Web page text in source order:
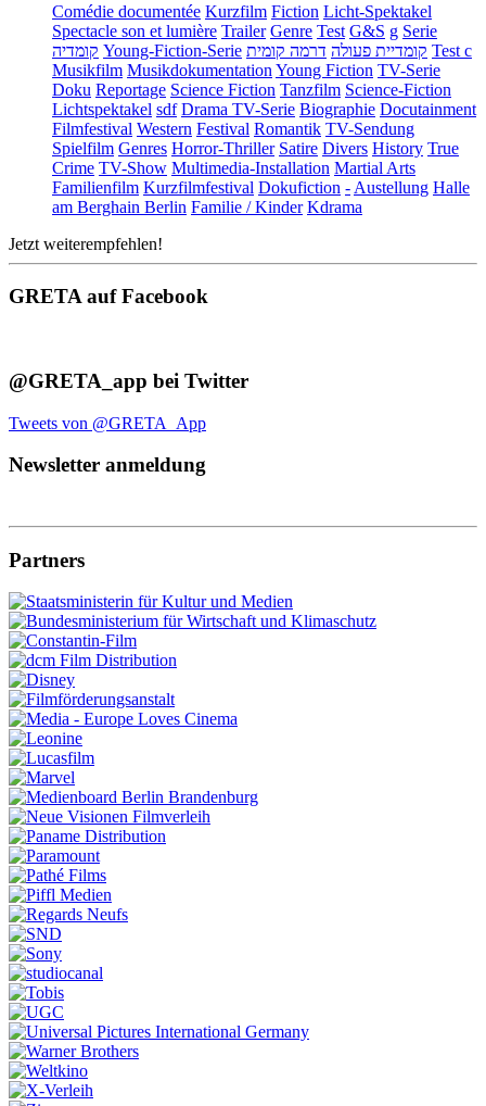
Comédie documentée Kurzfilm Fiction Licht-Spektakel
Spectacle son et lumière Trailer Genre Test G&S g Serie
קומדיה Young-Fiction-Serie קומדיית פעולה דרמה קומית
Test c
Musikfilm Musikdokumentation Young Fiction TV-Serie
Doku Reportage Science Fiction Tanzfilm Science-Fiction
Lichtspektakel sdf Drama TV-Serie Biographie Docutainment
Filmfestival Western Festival Romantik TV-Sendung
Spielfilm Genres Horror-Thriller Satire Divers History True
Crime TV-Show Multimedia-Installation Martial Arts
Familienfilm Kurzfilmfestival Dokufiction - Austellung Halle
am Berghain Berlin Familie / Kinder Kdrama
Jetzt weiterempfehlen!
GRETA auf Facebook
@GRETA_app bei Twitter
Tweets von @GRETA_App
Newsletter anmeldung
Partners